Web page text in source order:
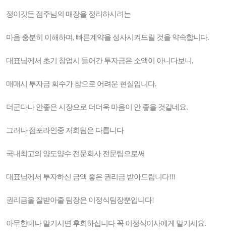
정이깃든 점주님의 매장을 정리하시려는
마음 충분히 이해하며, 빠른계약을 성사시켜드릴 것을 약속합니다.
대표님께서 초기 창업시 들어간 투자금은 소액이 아니다보니,
매매시 투자금 회수가 참으로 어려운 현실입니다.
더군다나 안좋은 시장으로 더더욱 마음이 안 좋을 것같네요.
그러나 점포라인중 저희팀은 다릅니다
국내최고의 양도양수 전문회사 전문팀으로써
대표님께서 투자하신 금액 좋은 권리금 받아드립니다!!!
권리금을 잘받아줄 팀장은 이정식팀장뿐입니다!
아무한테나 맡기시면 후회하십니다 꼭 이정식이사에게 맡기세요.